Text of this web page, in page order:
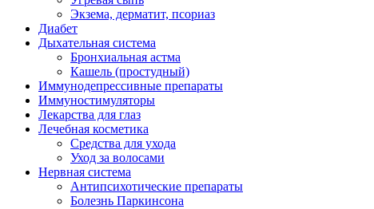
Экзема, дерматит, псориаз
Диабет
Дыхательная система
Бронхиальная астма
Кашель (простудный)
Иммунодепрессивные препараты
Иммуностимуляторы
Лекарства для глаз
Лечебная косметика
Средства для ухода
Уход за волосами
Нервная система
Антипсихотические препараты
Болезнь Паркинсона